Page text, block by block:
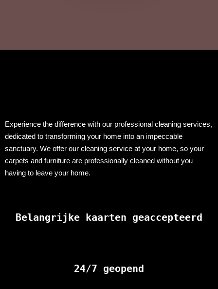
Experience the difference with our professional cleaning services,
dedicated to transforming your home into an impeccable
sanctuary. We offer our cleaning service at your home, so your
carpets and furniture are professionally cleaned without you
having to leave your home.
Belangrijke kaarten geaccepteerd
24/7 geopend